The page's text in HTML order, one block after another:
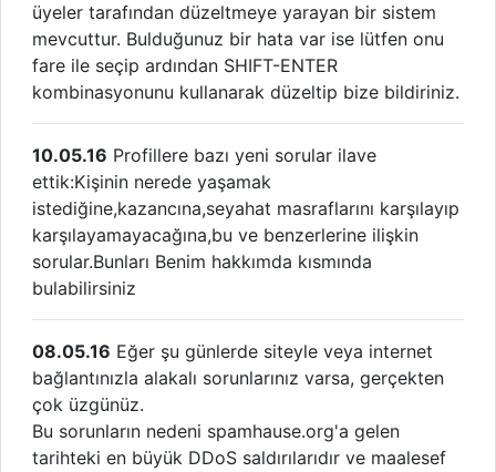
üyeler tarafından düzeltmeye yarayan bir sistem
mevcuttur. Bulduğunuz bir hata var ise lütfen onu
fare ile seçip ardından SHIFT-ENTER
kombinasyonunu kullanarak düzeltip bize bildiriniz.
10.05.16 Profillere bazı yeni sorular ilave
ettik:Kişinin nerede yaşamak
istediğine,kazancına,seyahat masraflarını karşılayıp
karşılayamayacağına,bu ve benzerlerine ilişkin
sorular.Bunları Benim hakkımda kısmında
bulabilirsiniz
08.05.16 Eğer şu günlerde siteyle veya internet
bağlantınızla alakalı sorunlarınız varsa, gerçekten
çok üzgünüz.
Bu sorunların nedeni spamhause.org'a gelen
tarihteki en büyük DDoS saldırılarıdır ve maalesef